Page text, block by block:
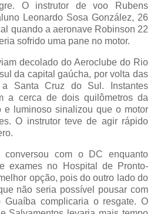
O instrutor de voo Rubens
Leonardo Sosa González, 26
quando a aeronave Robinson 22
sofrido uma pane no motor.
decolado do Aeroclube do Rio
da capital gaúcha, por volta das
Santa Cruz do Sul. Instantes
a cerca de dois quilômetros da
e luminoso sinalizou que o motor
O instrutor teve de agir rápido
conversou com o DC enquanto
exames no Hospital de Pronto-
opção, pois do outro lado do
não seria possível pousar com
Guaíba complicaria o resgate. O